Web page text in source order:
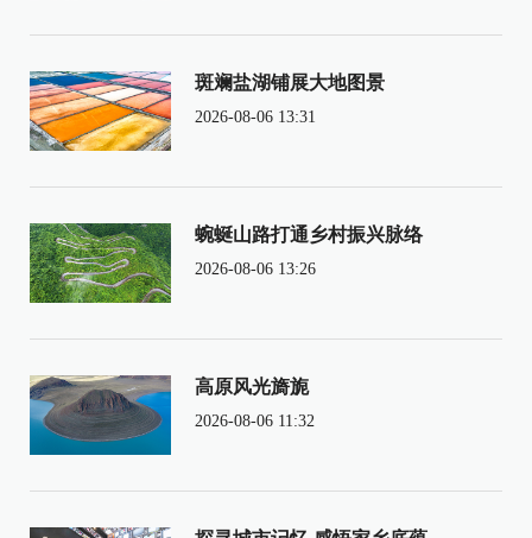
斑斓盐湖铺展大地图景
2026-08-06 13:31
蜿蜒山路打通乡村振兴脉络
2026-08-06 13:26
高原风光旖旎
2026-08-06 11:32